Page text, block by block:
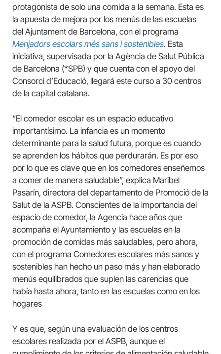
protagonista de solo una comida a la semana. Esta es
la apuesta de mejora por los menús de las escuelas
del Ajuntament de Barcelona, con el programa
Menjadors escolars més sans i sostenibles. Esta
iniciativa, supervisada por la Agència de Salut Pública
de Barcelona (*SPB) y que cuenta con el apoyo del
Consorci d’Educació, llegará este curso a 30 centros
de la capital catalana.
“El comedor escolar es un espacio educativo
importantísimo. La infancia es un momento
determinante para la salud futura, porque es cuando
se aprenden los hábitos que perdurarán. Es por eso
por lo que es clave que en los comedores enseñemos
a comer de manera saludable”, explica Maribel
Pasarín, directora del departamento de Promoció de la
Salut de la ASPB. Conscientes de la importancia del
espacio de comedor, la Agencia hace años que
acompaña el Ayuntamiento y las escuelas en la
promoción de comidas más saludables, pero ahora,
con el programa Comedores escolares más sanos y
sostenibles han hecho un paso más y han elaborado
menús equilibrados que suplen las carencias que
había hasta ahora, tanto en las escuelas como en los
hogares
Y es que, según una evaluación de los centros
escolares realizada por el ASPB, aunque el